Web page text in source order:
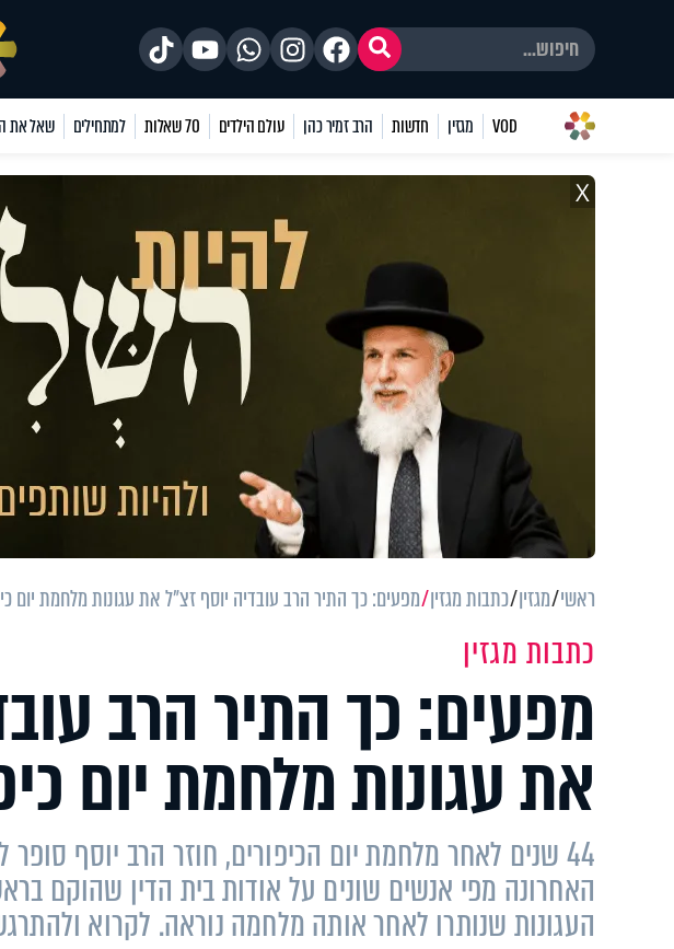
VOD מגזין חדשות הרב זמיר כהן עולם הילדים 70 שאלות למתחילים שאל את
X
ראשי מגזין כתבות מגזין מפעים: כך התיר הרב עובדיה יוסף זצ"ל את עגונות מלחמת יום
כתבות מגזין
מפעים: כך התיר הרב
את עגונות מלחמת יום
44 שנים לאחר מלחמת יום הכיפורים, חוזר הרב יוסף
האחרונה מפי אנשים שונים על אודות בית הדין שהוקם
העגונות שנותרו לאחר אותה מלחמה נוראה. לקרוא